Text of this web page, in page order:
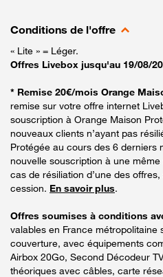
Conditions de l'offre
« Lite » = Léger.
Offres Livebox jusqu'au 19/08/
* Remise 20€/mois Orange
remise sur votre offre internet
souscription à Orange Maison
nouveaux clients n’ayant pas
Protégée au cours des 6 derniers
nouvelle souscription à une
cas de résiliation d’une des
cession. En savoir plus.
Offres soumises à conditions
valables en France métropolitaine
couverture, avec équipements
Airbox 20Go, Second Décodeur
théoriques avec câbles, carte